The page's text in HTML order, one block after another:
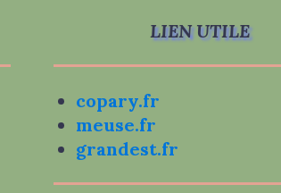
LIEN UTILE
copary.fr
meuse.fr
grandest.fr